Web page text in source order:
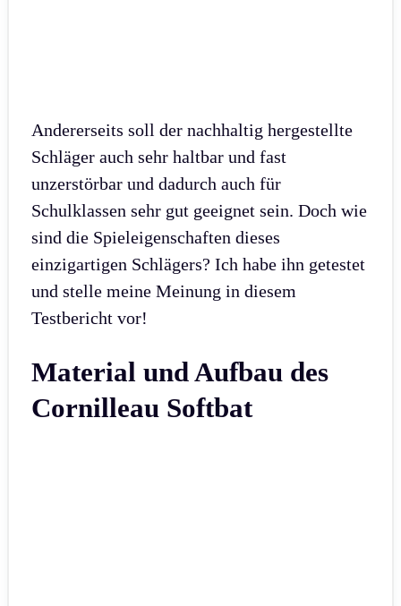
Andererseits soll der nachhaltig hergestellte
Schläger auch sehr haltbar und fast
unzerstörbar und dadurch auch für
Schulklassen sehr gut geeignet sein. Doch wie
sind die Spieleigenschaften dieses
einzigartigen Schlägers? Ich habe ihn getestet
und stelle meine Meinung in diesem
Testbericht vor!
Material und Aufbau des
Cornilleau Softbat